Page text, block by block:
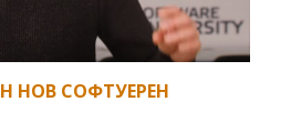
НОВ СОФТУЕРЕН